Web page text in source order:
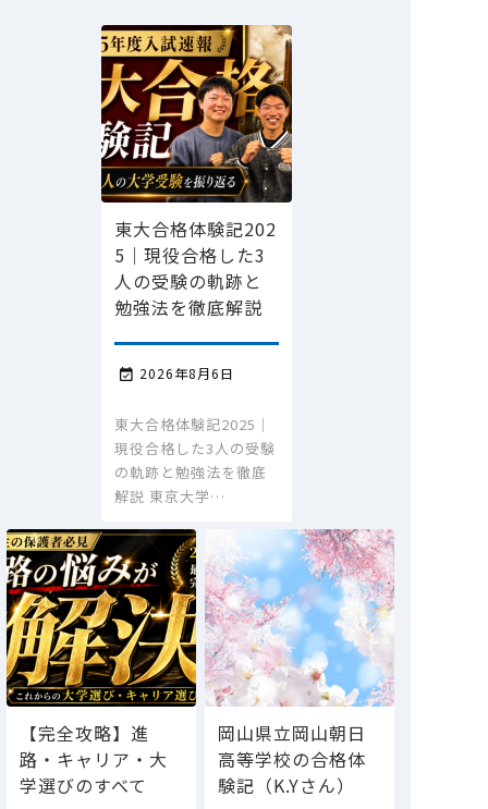
東大合格体験記202
5｜現役合格した3
人の受験の軌跡と
勉強法を徹底解説
 2026年8月6日
東大合格体験記2025｜
現役合格した3人の受験
の軌跡と勉強法を徹底
解説 東京大学…
【完全攻略】進
路・キャリア・大
学選びのすべて
岡山県立岡山朝日
高等学校の合格体
験記（K.Yさん）